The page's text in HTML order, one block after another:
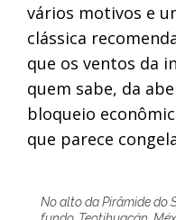
vários motivos e
clássica
que os ventos da
quem sabe, da
bloqueio
que parece
No alto da Pirâmide do